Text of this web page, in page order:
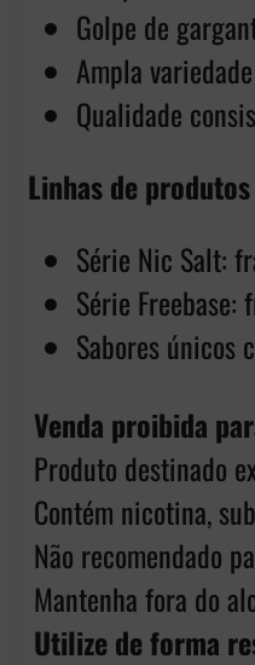
Golpe de
Ampla
Qualidade
Linhas de
Série Nic Salt:
Série
Sabores únicos
Venda proibida
Produto destinado
Contém nicotina,
Não recomendado
Mantenha fora do
Utilize de forma